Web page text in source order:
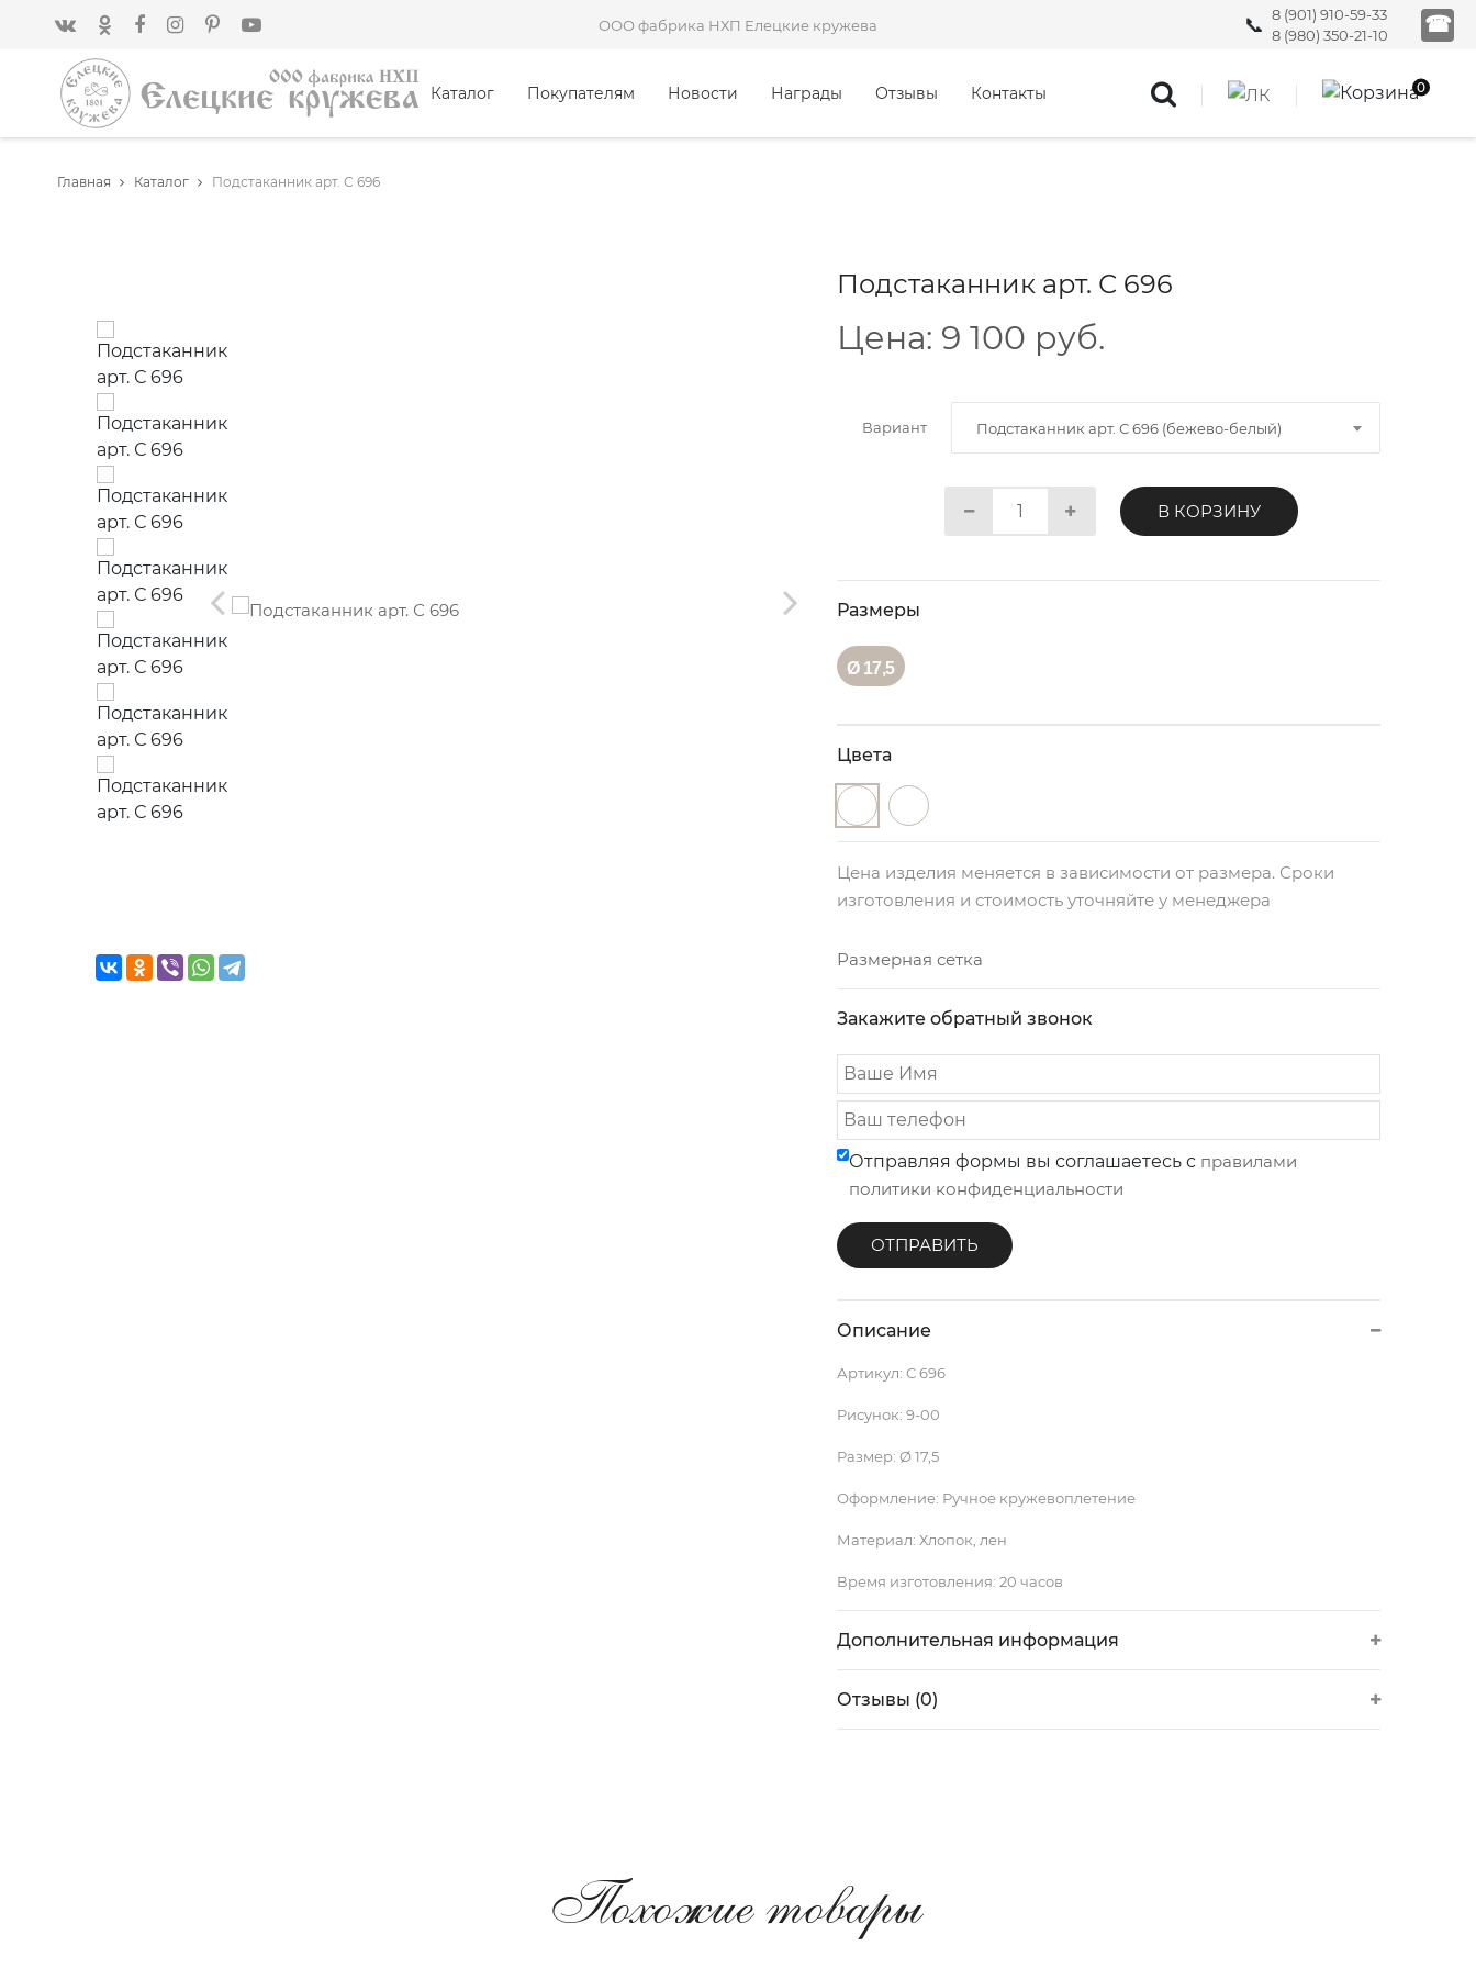
ООО фабрика НХП Елецкие кружева
8 (901) 910-59-33
8 (980) 350-21-10
☎
Каталог Покупателям Новости Награды Отзывы Контакты 0
Главная Каталог Подстаканник арт. С 696
Подстаканник арт. С 696
Цена: 9 100 руб.
Вариант Подстаканник арт. С 696 (бежево-белый)
В КОРЗИНУ
Размеры
Ø 17,5
Цвета
Цена изделия меняется в зависимости от размера. Сроки
изготовления и стоимость уточняйте у менеджера
Размерная сетка
Закажите обратный звонок
Отправляя формы вы соглашаетесь с правилами
политики конфиденциальности
Описание
Артикул:С 696
Рисунок:9-00
Размер:Ø 17,5
Оформление: Ручное кружевоплетение
Материал: Хлопок, лен
Время изготовления:20 часов
Дополнительная информация
Отзывы (0)
Похожие товары